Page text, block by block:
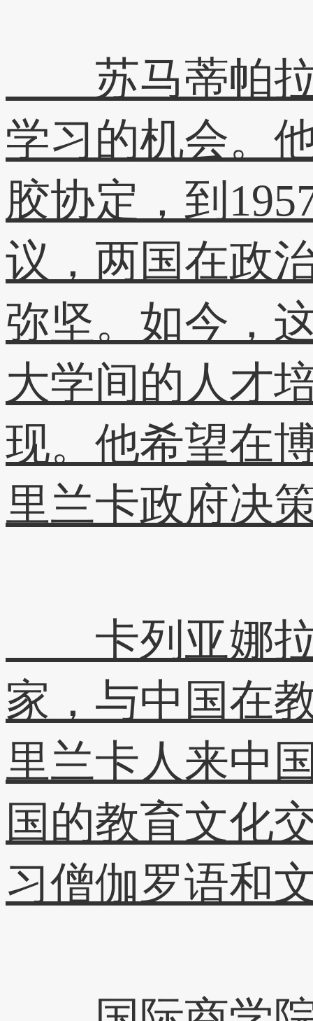
苏马蒂帕拉
学习的机会。
胶协定，到
议，两国在政
弥坚。如今，
大学间的人才
现。他希望在
里兰卡政府决
卡列亚娜拉
家，与中国在
里兰卡人来中
国的教育文化
习僧伽罗语和